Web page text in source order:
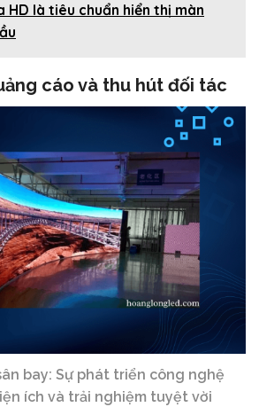
HD là tiêu chuẩn hiển thị màn
cáo và thu hút đối tác
bay: Sự phát triển công nghệ
ích và trải nghiệm tuyệt vời